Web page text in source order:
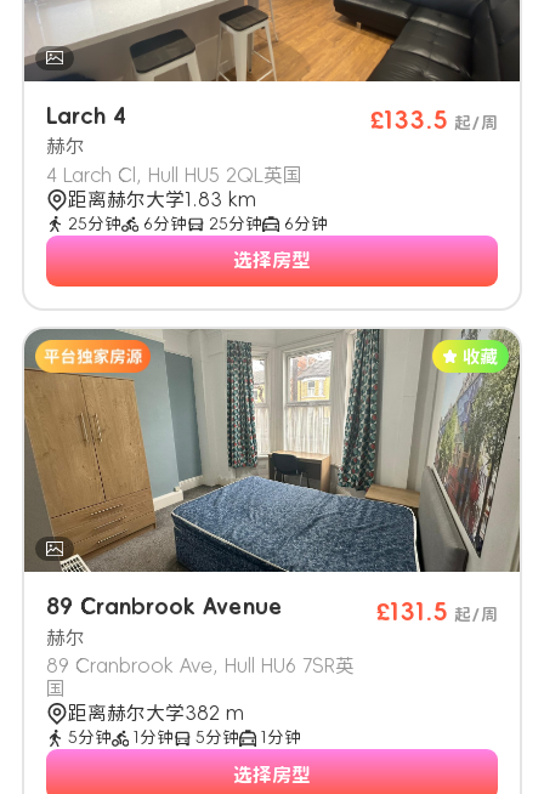
Larch 4
赫尔
4 Larch Cl, Hull HU5 2QL英国
£133.5 起/周
距离赫尔大学1.83 km
25分钟 6分钟 25分钟 6分钟
选择房型
89 Cranbrook Avenue
赫尔
89 Cranbrook Ave, Hull HU6 7SR英
国
£131.5 起/周
距离赫尔大学382 m
5分钟 1分钟 5分钟 1分钟
选择房型